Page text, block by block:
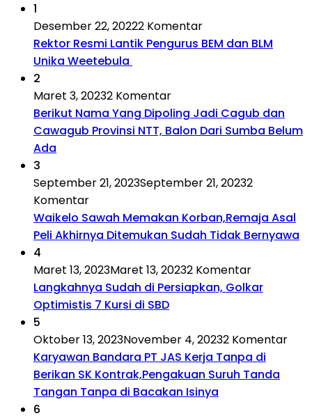
1
Desember 22, 20222 Komentar
Rektor Resmi Lantik Pengurus BEM dan BLM
Unika Weetebula
2
Maret 3, 20232 Komentar
Berikut Nama Yang Dipoling Jadi Cagub dan
Cawagub Provinsi NTT, Balon Dari Sumba Belum
Ada
3
September 21, 2023September 21, 20232
Komentar
Waikelo Sawah Memakan Korban,Remaja Asal
Peli Akhirnya Ditemukan Sudah Tidak Bernyawa
4
Maret 13, 2023Maret 13, 20232 Komentar
Langkahnya Sudah di Persiapkan, Golkar
Optimistis 7 Kursi di SBD
5
Oktober 13, 2023November 4, 20232 Komentar
Karyawan Bandara PT JAS Kerja Tanpa di
Berikan SK Kontrak,Pengakuan Suruh Tanda
Tangan Tanpa di Bacakan Isinya
6